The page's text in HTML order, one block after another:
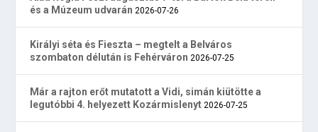
és a Múzeum udvarán 2026-07-26
Királyi séta és Fieszta – megtelt a Belváros
szombaton délután is Fehérváron 2026-07-25
Már a rajton erőt mutatott a Vidi, simán kiütötte a
legutóbbi 4. helyezett Kozármislenyt 2026-07-25